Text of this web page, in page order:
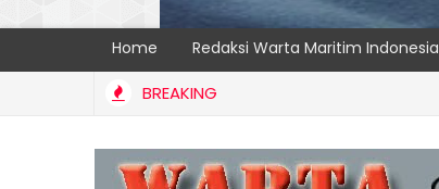
Home Redaksi Warta Maritim Indonesia
BREAKING